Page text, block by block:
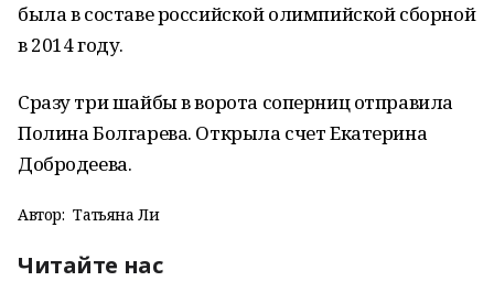
была в составе российской олимпийской сборной
в 2014 году.
Сразу три шайбы в ворота соперниц отправила
Полина Болгарева. Открыла счет Екатерина
Добродеева.
Автор: Татьяна Ли
Читайте нас